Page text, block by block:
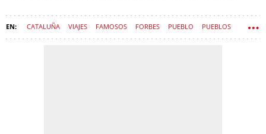
CATALUÑA VIAJES FAMOSOS FORBES PUEBLO PUEBLOS